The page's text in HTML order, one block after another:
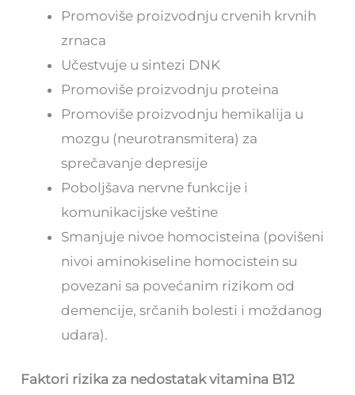
Promoviše proizvodnju crvenih krvnih
zrnaca
Učestvuje u sintezi DNK
Promoviše proizvodnju proteina
Promoviše proizvodnju hemikalija u
mozgu (neurotransmitera) za
sprečavanje depresije
Poboljšava nervne funkcije i
komunikacijske veštine
Smanjuje nivoe homocisteina (povišeni
nivoi aminokiseline homocistein su
povezani sa povećanim rizikom od
demencije, srčanih bolesti i moždanog
udara).
Faktori rizika za nedostatak vitamina B12